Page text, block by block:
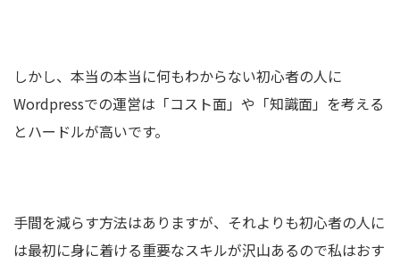
しかし、本当の本当に何もわからない初心者の人に
Wordpressでの運営は「コスト面」や「知識面」を考える
とハードルが高いです。
手間を減らす方法はありますが、それよりも初心者の人に
は最初に身に着ける重要なスキルが沢山あるので私はおす